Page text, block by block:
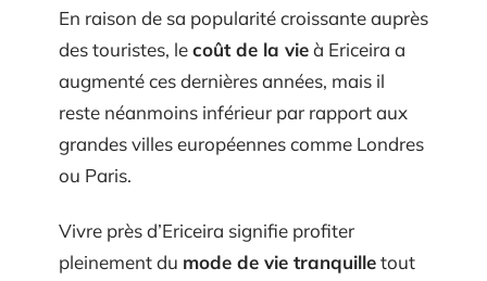
En raison de sa popularité croissante auprès
des touristes, lecoût de la vieà Ericeira a
augmenté ces dernières années, mais il
reste néanmoins inférieur par rapport aux
grandes villes européennes comme Londres
ou Paris.
Vivre près d’Ericeira signifie profiter
pleinement du mode de vie tranquilletout